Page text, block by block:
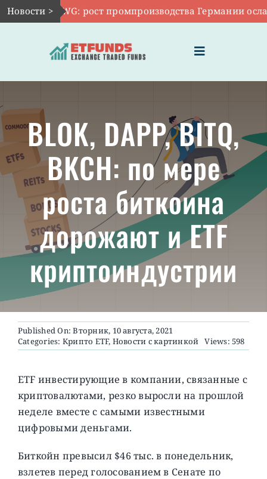
Skip
to
Новости >
Авг 7:EWG: рост промпроизводства Германии ослаб
Toggle
Navigation
ЧТО ТАКОЕ ETF
ИНВЕСТИЦИИ В ETF
ТЕМАТИЧЕСКИЕ ETF
АКТУАЛЬНЫЕ
О ПРОЕКТЕ
BLOK, DAPP, BITQ,
BKCH: по мере
роста биткоина
дорожают и ETF
криптоиндустрии
Published On: Вторник, 10 августа, 2021
Categories: Крипто ETF, Новости с картинкой Views: 598
ETF инвестирующие в компании, связанные с
криптовалютами, резко выросли на прошлой
неделе вместе с самыми известными
цифровыми деньгами.
Биткойн превысил $46 тыс. в понедельник,
взлетев перед голосованием в Сенате по